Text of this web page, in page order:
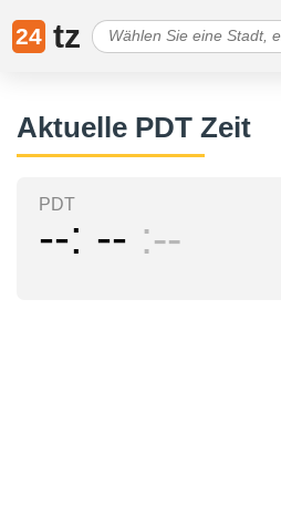
24 tz
Aktuelle PDT Zeit
PDT
-- -- --